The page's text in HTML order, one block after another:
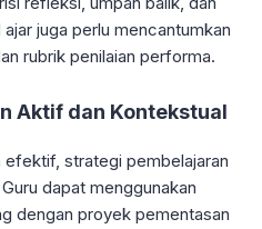
juga perlu mencantumkan
rubrik penilaian performa.
Aktif dan Kontekstual
efektif, strategi pembelajaran
dapat menggunakan
dengan proyek pementasan